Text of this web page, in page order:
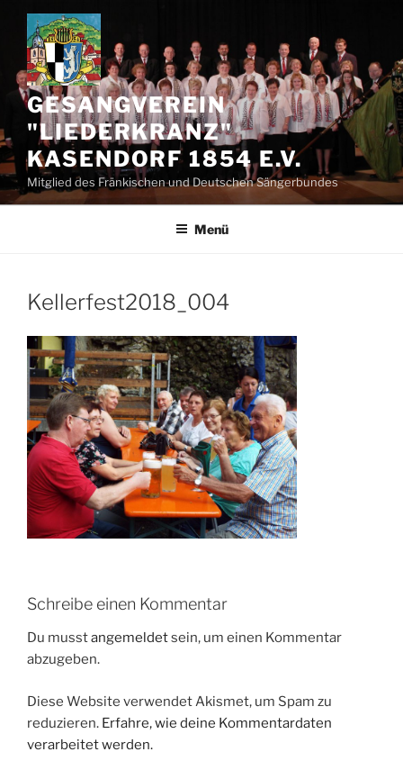
Zum
Inhalt
springen
GESANGVEREIN
"LIEDERKRANZ"
KASENDORF 1854 E.V.
Mitglied des Fränkischen und Deutschen Sängerbundes
Menü
Kellerfest2018_004
Schreibe einen Kommentar
Du musstangemeldetsein, um einen Kommentar
abzugeben.
Diese Website verwendet Akismet, um Spam zu
reduzieren. Erfahre, wie deine Kommentardaten
verarbeitet werden.